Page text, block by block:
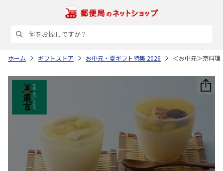
ホーム ギフトストア お中元・夏ギフト特集 2026 ＜お中元＞京料